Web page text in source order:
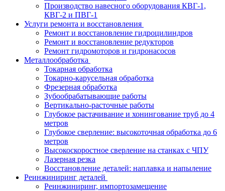
Производство навесного оборудования КВГ-1,
КВГ-2 и ПВГ-1
Услуги ремонта и восстановления
Ремонт и восстановление гидроцилиндров
Ремонт и восстановление редукторов
Ремонт гидромоторов и гидронасосов
Металлообработка
Токарная обработка
Токарно-карусельная обработка
Фрезерная обработка
Зубообрабатывающие работы
Вертикально-расточные работы
Глубокое растачивание и хонингование труб до 4
метров
Глубокое сверление: высокоточная обработка до 6
метров
Высокоскоростное сверление на станках с ЧПУ
Лазерная резка
Восстановление деталей: наплавка и напыление
Реинжиниринг деталей
Реинжиниринг, импортозамещение